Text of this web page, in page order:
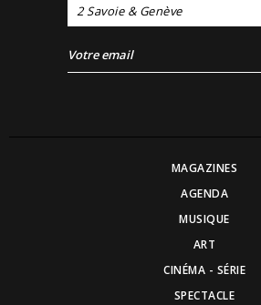
2 Savoie & Genève
MAGAZINES
AGENDA
MUSIQUE
ART
CINÉMA - SÉRIE
SPECTACLE